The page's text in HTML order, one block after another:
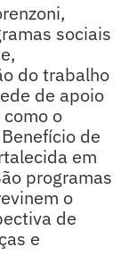
sociais
do trabalho
de apoio
o
de
em
programas
o
de
e